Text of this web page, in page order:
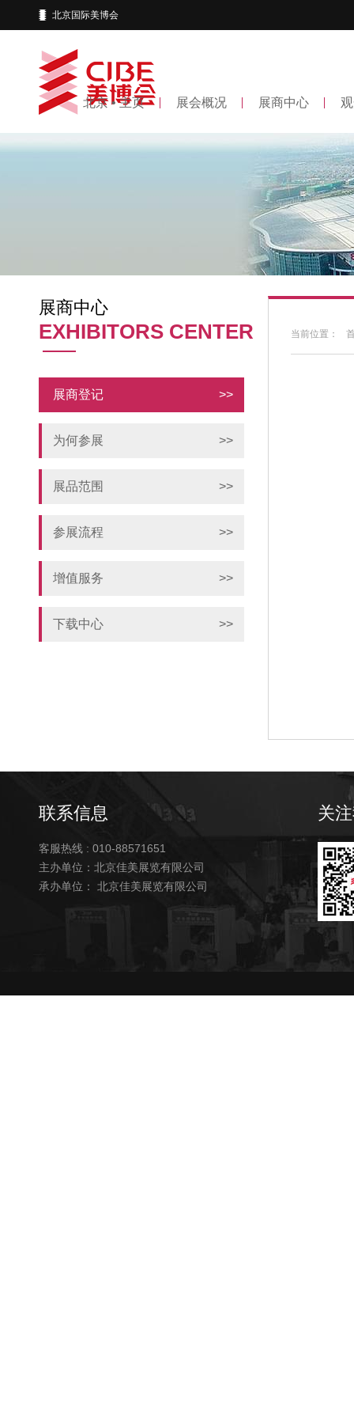
北京国际美博会
北京 • 主页 展会概况 展商中心
展商中心
EXHIBITORS CENTER
>>
展商登记
>>
为何参展
>>
展品范围
>>
参展流程
>>
增值服务
>>
下载中心
当前位置：
联系信息
客服热线 : 010-88571651
主办单位：北京佳美展览有限公司
承办单位： 北京佳美展览有限公司
关